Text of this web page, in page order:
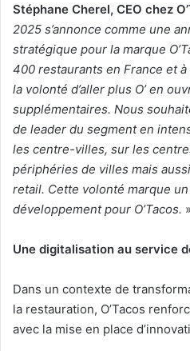
Stéphane Cherel, CEO chez
2025 s’annonce comme une
stratégique pour la marque
400 restaurants en France et
la volonté d’aller plus O’ en
supplémentaires. Nous
de leader du segment en
les centre-villes, sur les
périphéries de villes mais
retail. Cette volonté marque
développement pour O’Tacos. »
Une digitalisation au service
Dans un contexte de
la restauration, O’Tacos
avec la mise en place